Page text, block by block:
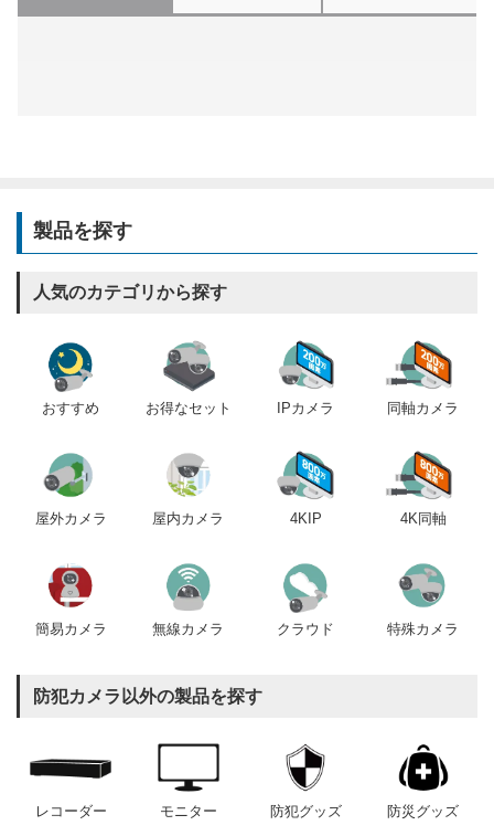
製品を探す
人気のカテゴリから探す
おすすめ お得なセット IPカメラ 同軸カメラ
屋外カメラ 屋内カメラ 4KIP 4K同軸
簡易カメラ 無線カメラ クラウド 特殊カメラ
防犯カメラ以外の製品を探す
レコーダー モニター 防犯グッズ 防災グッズ